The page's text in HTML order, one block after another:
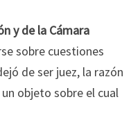
y de la Cámara
sobre cuestiones
de ser juez, la razón
objeto sobre el cual